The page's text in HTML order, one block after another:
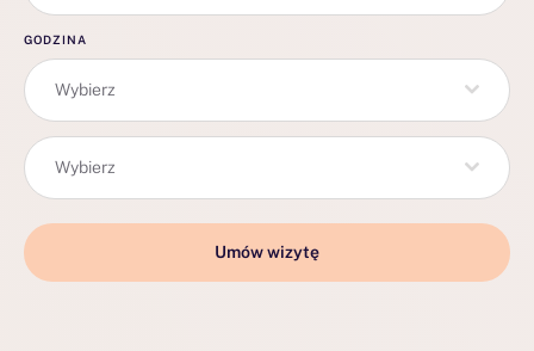
GODZINA
Wybierz
Wybierz
Umów wizytę